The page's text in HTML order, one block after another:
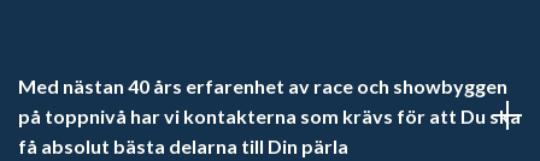
Med nästan 40 års erfarenhet av race och showbyggen
på toppnivå har vi kontakterna som krävs för att Du ska
få absolut bästa delarna till Din pärla